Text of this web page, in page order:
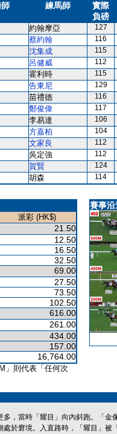
練馬師
實際
負磅
約翰摩亞 127
蔡約翰 116
沈集成 115
呂健威 112
霍利時 115
告東尼 129
苗禮德 116
鄭俊偉 117
李易達 106
方嘉柏 104
文家良 112
吳定強 112
賀賢 124
胡森 114
派彩 (HK$)
21.50
12.50
16.50
32.50
69.00
27.50
73.50
102.50
616.00
261.00
434.00
157.00
16,764.00
」則代表「任何次
賽事
多，當時「耀目」向內斜跑。「
於窘境。入直路時，「耀目」被